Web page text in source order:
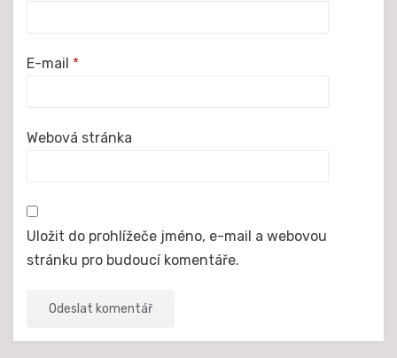
E-mail *
Webová stránka
Uložit do prohlížeče jméno, e-mail a webovou
stránku pro budoucí komentáře.